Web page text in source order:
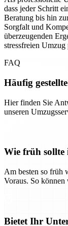
dass jeder Schritt
Beratung bis hin
Sorgfalt und
überzeugenden
stressfreien
FAQ
Häufig
Hier finden Sie
unseren
Wie früh sollte
Am besten so früh
Voraus. So
Bietet Ihr